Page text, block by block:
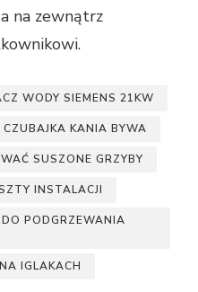
na zewnątrz
WODY SIEMENS 21KW
KANIA BYWA
SUSZONE GRZYBY
INSTALACJI
PODGRZEWANIA
IGLAKACH